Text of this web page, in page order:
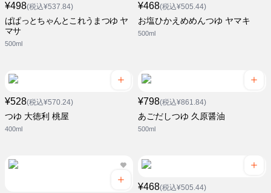
¥498(税込¥537.84)
ぱぱっとちゃんとこれうまつゆ ヤ
マサ
500ml
¥468(税込¥505.44)
お塩ひかえめめんつゆ ヤマキ
500ml
¥528(税込¥570.24)
つゆ 大徳利 桃屋
400ml
¥798(税込¥861.84)
あごだしつゆ 久原醤油
500ml
¥468(税込¥505.44)